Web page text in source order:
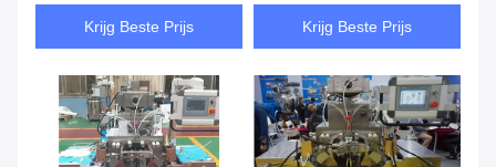
Krijg Beste Prijs Krijg Beste Prijs